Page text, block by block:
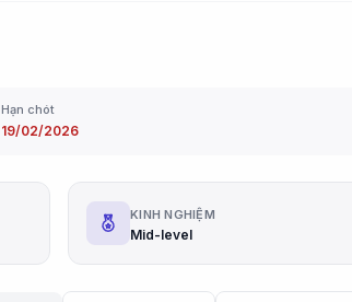
Hạn chót
19/02/2026
KINH NGHIỆM
Mid-level